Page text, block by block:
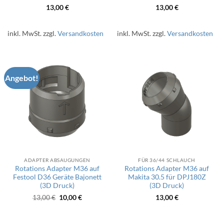
13,00€
inkl. MwSt.zzgl.Versandkosten
13,00€
inkl. MwSt.zzgl.Versandkosten
Angebot!
ADAPTER ABSAUGUNGEN
Rotations Adapter M36 auf
Festool D36 Geräte Bajonett
(3D Druck)
13,00€ Ursprünglicher
Preis
10,00€Aktueller
FÜR 36/44 SCHLAUCH
Rotations Adapter M36 auf
Makita 30.5 für DPJ180Z
(3D Druck)
13,00€